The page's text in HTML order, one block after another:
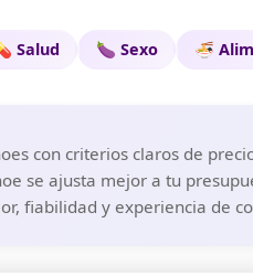
Salud 🍆 Sexo 🍜
con criterios claros de
se ajusta mejor a tu
fiabilidad y experiencia de